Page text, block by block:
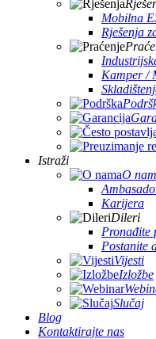
Mobilna
Rješenja
Kamper /
Istraži
O
Karijera
Dileri
Pronađite
Postanite
Vijesti
Izložbe
Slučaj
Blog
Kontaktirajte nas